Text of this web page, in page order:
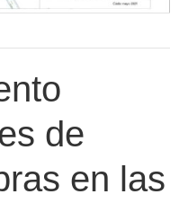
de
en las